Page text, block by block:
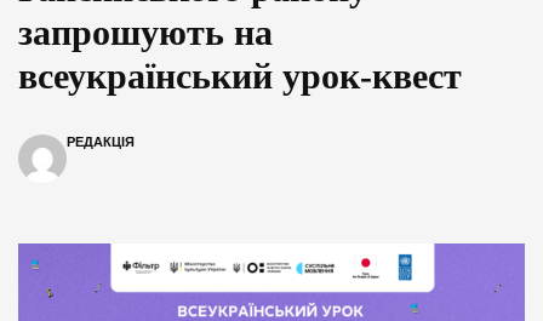
запрошують на
всеукраїнський урок-квест
РЕДАКЦІЯ